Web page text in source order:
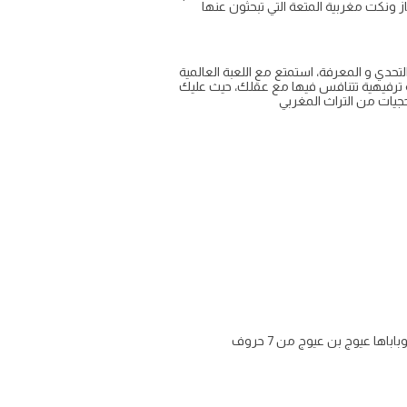
ونكت مغربية المتعة التي تبحثون عنها
و المعرفة، استمتع مع اللعبة العالمية
ترفيهية تتنافس فيها مع عقلك، حيث عليك
من التراث المغربي
عيوج بن عيوج من 7 حروف